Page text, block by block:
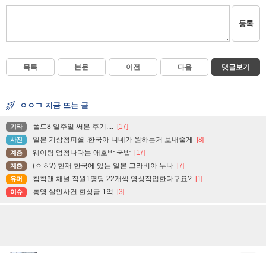
등록
목록 본문 이전 다음 댓글보기
ㅇㅇㄱ 지금 뜨는 글
기타 폴드8 일주일 써본 후기.... [17]
사진 일본 기상청피셜 :한국아 니네가 원하는거 보내줄게 [8]
계층 웨이팅 엄청나다는 애호박 국밥 [17]
계층 (ㅇㅎ?) 현재 한국에 있는 일본 그라비아 누나 [7]
유머 침착맨 채널 직원1명당 22개씩 영상작업한다구요? [1]
이슈 통영 살인사건 현상금 1억 [3]